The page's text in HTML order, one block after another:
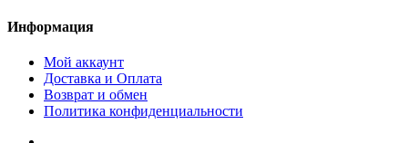
Информация
Мой аккаунт
Доставка и Оплата
Возврат и обмен
Политика конфиденциальности